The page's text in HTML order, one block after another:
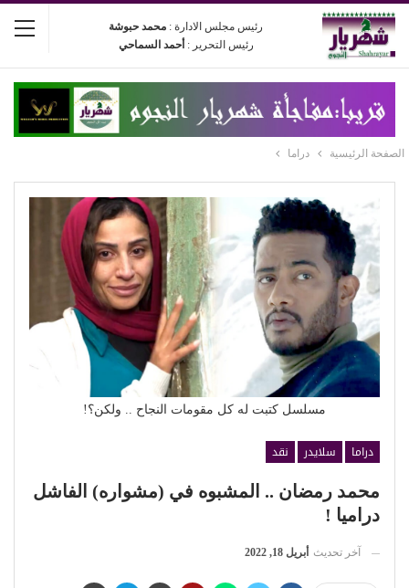
رئيس مجلس الادارة : محمد حبوشة
رئيس التحرير : أحمد السماحي
الصفحة الرئيسية دراما
مسلسل كتبت له كل مقومات النجاح .. ولكن؟!
دراما سلايدر
نقد
محمد رمضان .. المشبوه في (مشواره) الفاشل
دراميا !
آخر تحديث أبريل 18, 2022